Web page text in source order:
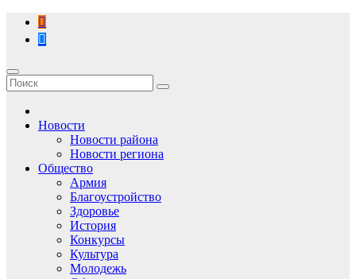
Перейти
содержимому
Новости
Новости района
Новости региона
Общество
Армия
Благоустройство
Здоровье
История
Конкурсы
Культура
Молодежь